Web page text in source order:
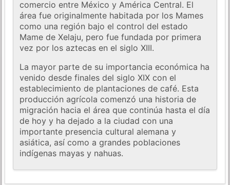
comercio entre México y América Central. El
área fue originalmente habitada por los Mames
como una región bajo el control del estado
Mame de Xelaju, pero fue fundada por primera
vez por los aztecas en el siglo XIII.
La mayor parte de su importancia económica ha
venido desde finales del siglo XIX con el
establecimiento de plantaciones de café. Esta
producción agrícola comenzó una historia de
migración hacia el área que continúa hasta el día
de hoy y ha dejado a la ciudad con una
importante presencia cultural alemana y
asiática, así como a grandes poblaciones
indígenas mayas y nahuas.